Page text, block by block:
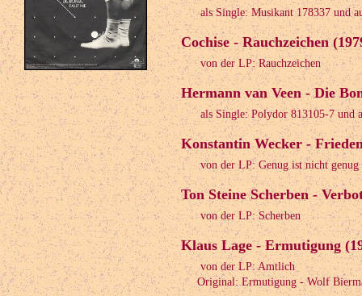
als Single: Musikant 178337 und
Cochise - Rauchzeichen
von der LP: Rauchzeichen
Hermann van Veen - Die
als Single: Polydor 813105-7 und
Konstantin Wecker -
von der LP: Genug ist nicht genug
Ton Steine Scherben -
von der LP: Scherben
Klaus Lage - Ermutigung
von der LP: Amtlich
Original: Ermutigung - Wolf